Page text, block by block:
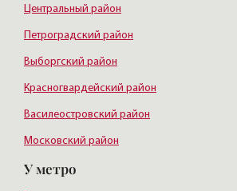
Центральный район
Петроградский район
Выборгский район
Красногвардейский район
Василеостровский район
Московский район
Курортный район
У метро